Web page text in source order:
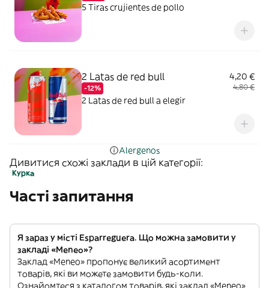
5 Tiras crujientes de pollo
2 Latas de red bull
-12%
4,20 €
4,80 €
2 Latas de red bull a elegir
Alergenos
Дивитися схожі заклади в цій категорії:
Курка
Часті запитання
Я зараз у місті Esparreguera. Що можна замовити у
закладі «Meneo»?
Заклад «Meneo» пропонує великий асортимент
товарів, які ви можете замовити будь-коли.
Ознайомтеся з каталогом товарів, які заклад «Meneo»